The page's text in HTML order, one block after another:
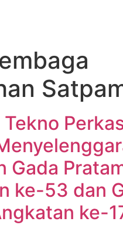
Gada
ke-53 dan
ke-